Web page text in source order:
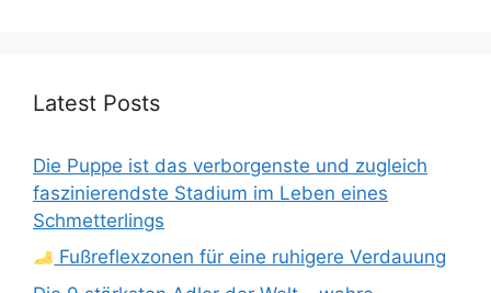
Latest Posts
Die Puppe ist das verborgenste und zugleich
faszinierendste Stadium im Leben eines
Schmetterlings
Fußreflexzonen für eine ruhigere Verdauung